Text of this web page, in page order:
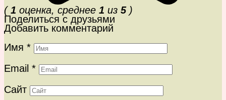
( 1 оценка, среднее 1 из 5)
Поделиться с друзьями
Добавить комментарий
Имя *
Email *
Сайт